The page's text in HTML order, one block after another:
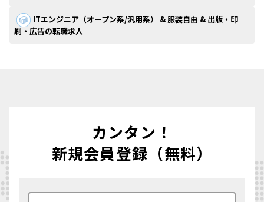
ITエンジニア（オープン系/汎用系） & 服装自由 & 出版・印
刷・広告の転職求人
カンタン！
新規会員登録（無料）